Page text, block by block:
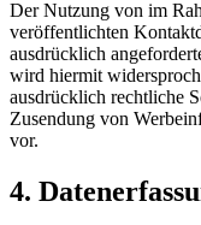
Der Nutzung von im
veröffentlichten
ausdrücklich
wird hiermit
ausdrücklich rechtliche
Zusendung von
vor.
4.